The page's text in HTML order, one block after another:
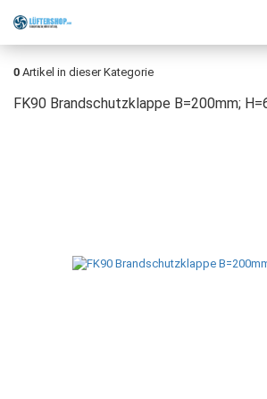
0 Artikel in dieser Kategorie
FK90 Brandschutzklappe B=200mm;